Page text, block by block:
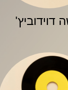
דוידוביץ'